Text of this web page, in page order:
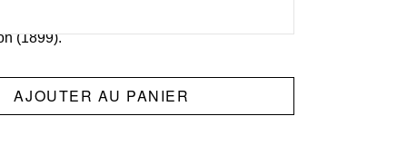
:
(1899).
AJOUTER AU PANIER